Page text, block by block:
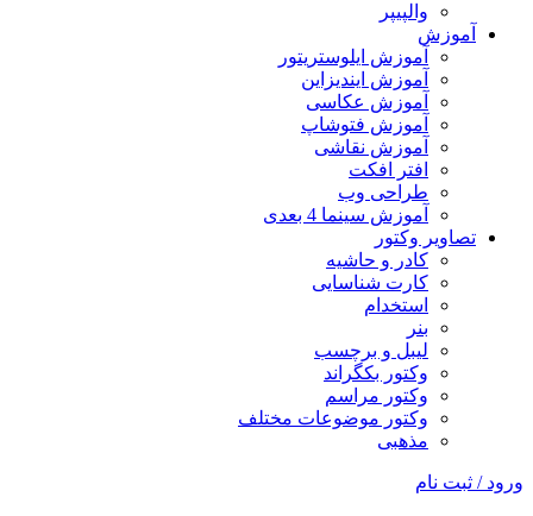
والپیپر
آموزش
آموزش ایلوستریتور
آموزش ایندیزاین
آموزش عکاسی
آموزش فتوشاپ
آموزش نقاشی
افتر افکت
طراحی وب
آموزش سینما 4 بعدی
تصاویر وکتور
کادر و حاشیه
کارت شناسایی
استخدام
بنر
لیبل و برچسب
وکتور بکگراند
وکتور مراسم
وکتور موضوعات مختلف
مذهبی
ورود / ثبت نام